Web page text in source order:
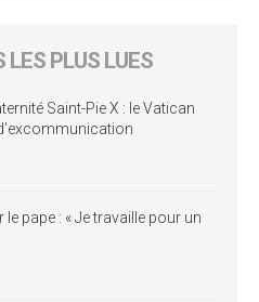
PLUS LUES
Saint-Pie X : le Vatican
pape : « Je travaille pour un